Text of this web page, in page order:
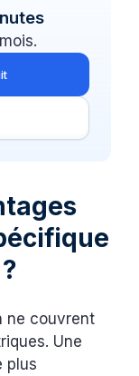
ne couvrent
Une
plus